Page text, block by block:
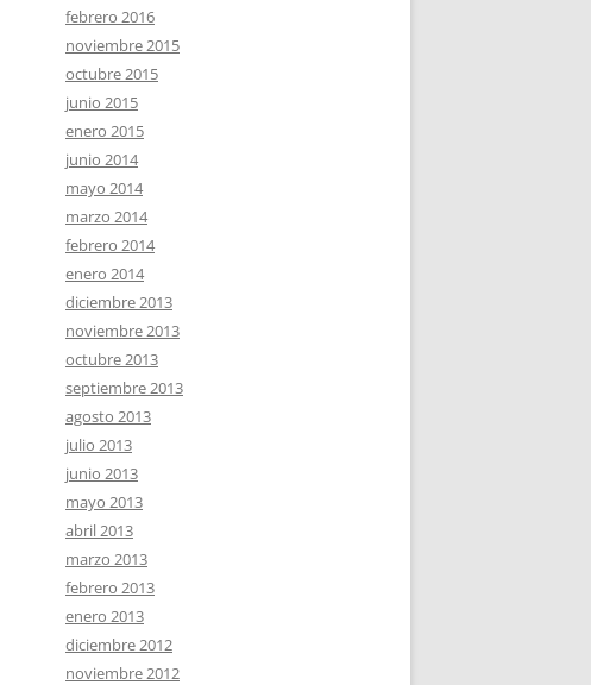
febrero 2016
noviembre 2015
octubre 2015
junio 2015
enero 2015
junio 2014
mayo 2014
marzo 2014
febrero 2014
enero 2014
diciembre 2013
noviembre 2013
octubre 2013
septiembre 2013
agosto 2013
julio 2013
junio 2013
mayo 2013
abril 2013
marzo 2013
febrero 2013
enero 2013
diciembre 2012
noviembre 2012